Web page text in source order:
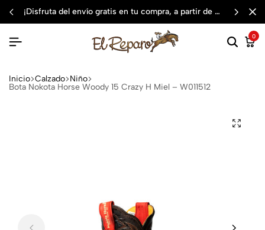
¡disfruta del envío gratis en tu compra, a partir de $3,000 mxn
0
Inicio Calzado Niño
Bota Nokota Horse Woody 15 Crazy H Miel – W011512